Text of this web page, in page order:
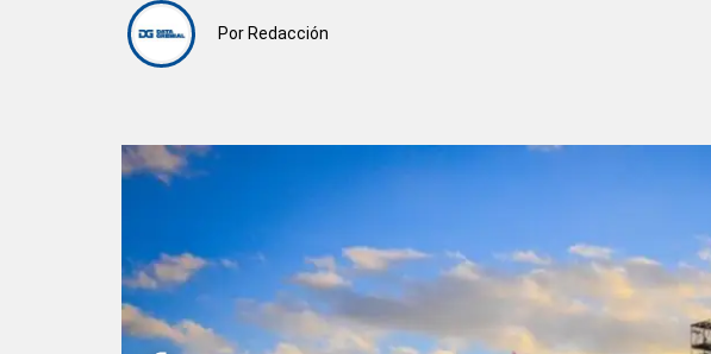
Por Redacción